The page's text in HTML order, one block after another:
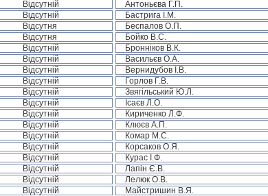
Відсутній Антоньєва Г.П.
Відсутній Бастрига І.М.
Відсутня Беспалов О.П.
Відсутня Бойко В.С.
Відсутній Бронніков В.К.
Відсутній Васильєв О.А.
Відсутній Вернидубов І.В.
Відсутній Горлов Г.В.
Відсутній Звягільський Ю.Л.
Відсутній Ісаєв Л.О.
Відсутній Кириченко Л.Ф.
Відсутній Клюєв А.П.
Відсутній Комар М.С.
Відсутній Корсаков О.Я.
Відсутній Курас І.Ф.
Відсутній Лапін Є.В.
Відсутній Лелюк О.В.
Відсутній Майстришин В.Я.